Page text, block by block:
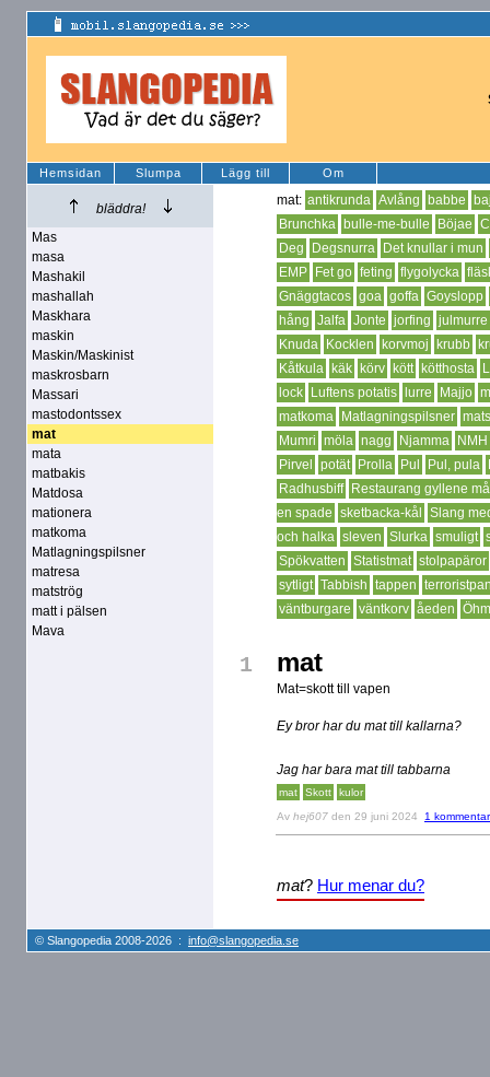
Hemsidan Slumpa Lägg till Om
bläddra!
Mas
masa
Mashakil
mashallah
Maskhara
maskin
Maskin/Maskinist
maskrosbarn
Massari
mastodontssex
mat
mata
matbakis
Matdosa
mationera
matkoma
Matlagningspilsner
matresa
matströg
matt i pälsen
Mava
mat: antikrunda Avlång babbe
Brunchka bulle-me-bulle Böjae
Deg
Degsnurra
Det knullar i mun
EMP
Fet go feting flygolycka
Gnäggtacos goa goffa Goyslopp
hång Jalfa Jonte jorfing julmurre
Knuda
Kocklen korvmoj krubb
Kåtkula
käk körv kött kötthosta
lock
Luftens potatis lurre Majjo
matkoma
Matlagningspilsner
Mumri möla nagg Njamma
NMH
Pirvel
potät Prolla Pul Pul, pula
Radhusbiff
Restaurang gyllene
en spade sketbacka-kål
Slang
och halka sleven Slurka smuligt
Spökvatten Statistmat stolpapäror
sytligt Tabbish tappen
väntburgare väntkorv åeden
1 mat
Mat=skott till vapen
Ey bror har du mat till kallarna?
Jag har bara mat till tabbarna
mat Skott kulor
Av hej607 den 29 juni 2024 1
mat? Hur menar du?
© Slangopedia 2008-2026 : info@slangopedia.se